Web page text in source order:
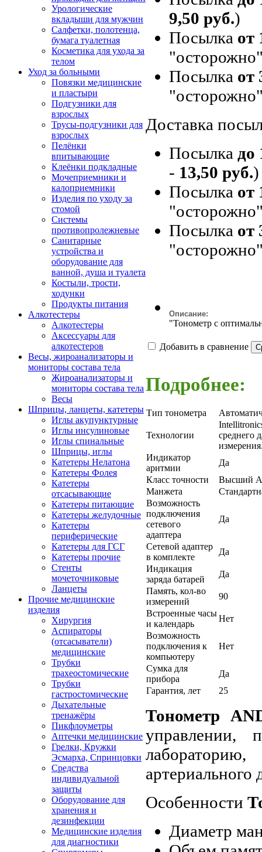
Урологические
вкладыши для мужчин
Салфетки, полотенца,
бумага туалетная
Косметика для ухода за
телом
Уход за больными
Повязки медицинские
и пластыри
Подгузники для
взрослых
Трусы-подгузники для
взрослых
Пелёнки
впитывающие
Клеёнки подкладные
Мочеприемники и
калоприемники
Изделия по уходу за
стомой
Системы
противопролежневые
Санитарные
устройства и
оборудование для
ванной, душа и туалета
Костыли, трости,
ходунки
Продукты питания
Алкотестеры
Алкотестеры
Аксессуары для
алкотестеров
Весы, жироанализаторы и
мониторы состава тела
Жироанализаторы и
мониторы состава тела
Весы
Шприцы, ланцеты, катетеры
Иглы акупунктурные
Иглы инсулиновые
Иглы спинальные
Шприцы, иглы
Катетеры Нелатона
Катетеры Фолея
Катетеры
отсасывающие
Катетеры питающие
Катетеры желудочные
Катетеры
периферические
Катетеры для ГСГ
Катетеры прочие
Стенты
мочеточниковые
Ланцеты
Прочие медицинские
изделия
Хирургия
Аспираторы
(отсасыватели)
медицинские
Трубки
трахеостомические
Трубки
гастростомические
Дыхательные
тренажёры
Пикфлоуметры
Аптечки медицинские
Грелки, Кружки
Эсмарха, Спринцовки
Средства
индивидуальной
защиты
Оборудование для
хранения и
дезинфекции
Медицинские изделия
для диагностики
9,50 руб.)
Посылка от
Посылка от
Доставка
Посылка до
- 13,50 руб.)
Посылка от
Посылка от
Описание:
"Тонометр с
Добавить в сравнение
Подробнее:
Тип тонометра
Технологии
среднего
Индикатор
аритмии
Да
Класс точности
Высший
Манжета
Возможность
подключения
сетевого
адаптера
Да
Сетевой адаптер
в комплекте
Да
Индикация
заряда батарей
Да
Память, кол-во
измерений
90
Встроенные часы
и календарь
Нет
Возможность
подключения к
компьютеру
Нет
Сумка для
прибора
Да
Гарантия, лет
25
Тонометр
управлении,
артериального
Особенности
Диаметр